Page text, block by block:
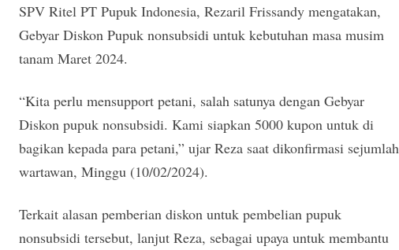
SPV Ritel PT Pupuk Indonesia, Rezaril Frissandy mengatakan,
Gebyar Diskon Pupuk nonsubsidi untuk kebutuhan masa musim
tanam Maret 2024.
“Kita perlu mensupport petani, salah satunya dengan Gebyar
Diskon pupuk nonsubsidi. Kami siapkan 5000 kupon untuk di
bagikan kepada para petani,” ujar Reza saat dikonfirmasi sejumlah
wartawan, Minggu (10/02/2024).
Terkait alasan pemberian diskon untuk pembelian pupuk
nonsubsidi tersebut, lanjut Reza, sebagai upaya untuk membantu